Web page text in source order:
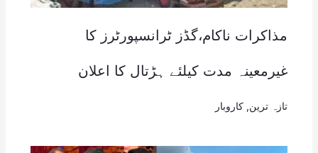
مذاکرات ناکام،گڈز ٹرانسپورٹرز کا
غیرمعینہ مدت کیلئے ہڑتال کا اعلان
تازہ ترین کاروبار